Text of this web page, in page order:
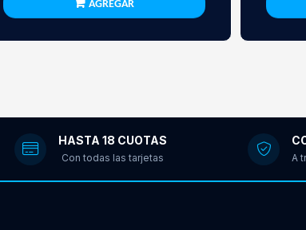
AGREGAR
HASTA 18 CUOTAS
Con todas las tarjetas A